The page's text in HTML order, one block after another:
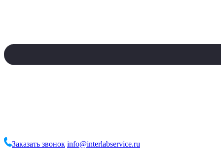
Заказать звонок info@interlabservice.ru